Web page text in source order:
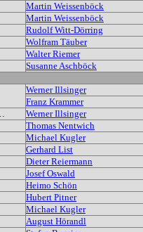
Martin Weissenböck
Martin Weissenböck
Rudolf Witt-Dörring
Wolfram Täuber
Walter Riemer
Susanne Aschböck
Werner Illsinger
Franz Krammer
Werner Illsinger
Thomas Nentwich
Michael Kugler
Gerhard List
Dieter Reiermann
Josef Oswald
Heimo Schön
Hubert Pitner
Michael Kugler
August Hörandl